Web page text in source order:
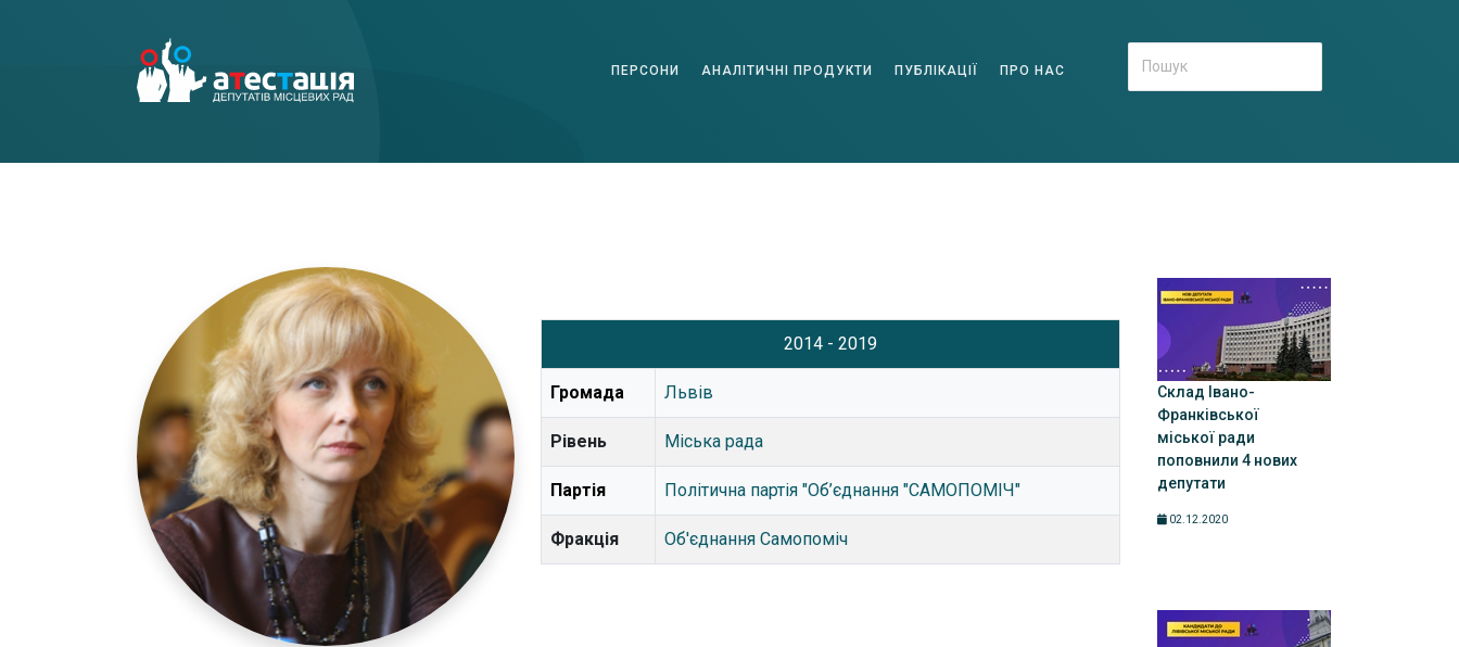
ПЕРСОНИ АНАЛІТИЧНІ ПРОДУКТИ ПУБЛІКАЦІЇ ПРО НАС
2014 - 2019
Громада Львів
Рівень Міська рада
Партія Політична партія "Об’єднання "САМОПОМІЧ"
Фракція Об'єднання Самопоміч
Склад Івано-
Франківської
міської ради
поповнили 4 нових
депутати
02.12.2020